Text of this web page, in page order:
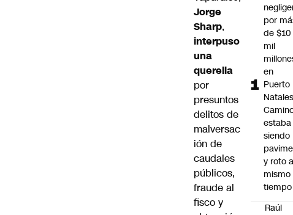
Jorge
Sharp,
interpuso
una
querella
por
presuntos
delitos de
malversac
ión de
caudales
públicos,
fraude al
fisco y
por
de $10
mil
en
Puerto
estaba
siendo
y roto
mismo
tiempo
Raúl